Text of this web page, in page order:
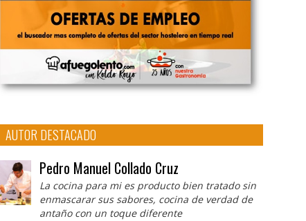
AUTOR DESTACADO
Pedro Manuel Collado Cruz
La cocina para mi es producto bien tratado sin
enmascarar sus sabores, cocina de verdad de
antaño con un toque diferente